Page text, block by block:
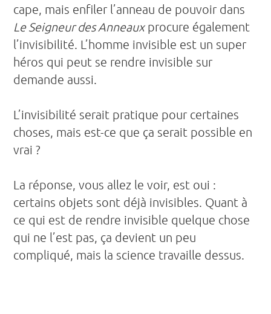
cape, mais enfiler l’anneau de pouvoir dans
Le Seigneur des Anneauxprocure également
l’invisibilité. L’homme invisible est un super
héros qui peut se rendre invisible sur
demande aussi.
L’invisibilité serait pratique pour certaines
choses, mais est-ce que ça serait possible en
vrai ?
La réponse, vous allez le voir, est oui :
certains objets sont déjà invisibles. Quant à
ce qui est de rendre invisible quelque chose
qui ne l’est pas, ça devient un peu
compliqué, mais la science travaille dessus.